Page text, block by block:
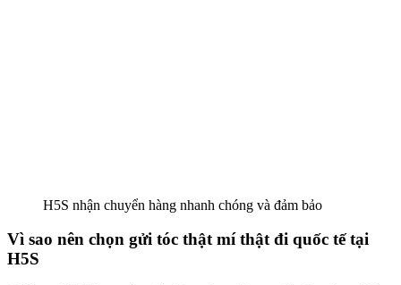
H5S nhận chuyển hàng nhanh chóng và đảm bảo
Vì sao nên chọn gửi tóc thật mí thật đi quốc tế tại
H5S